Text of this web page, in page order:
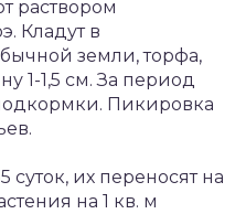
раствором
Кладут в
земли, торфа,
1-1,5 см. За период
Пикировка
суток, их переносят на
на 1 кв. м